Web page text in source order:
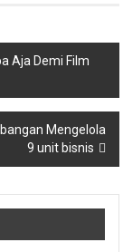
Aja Demi Film
Mengelola
9 unit bisnis